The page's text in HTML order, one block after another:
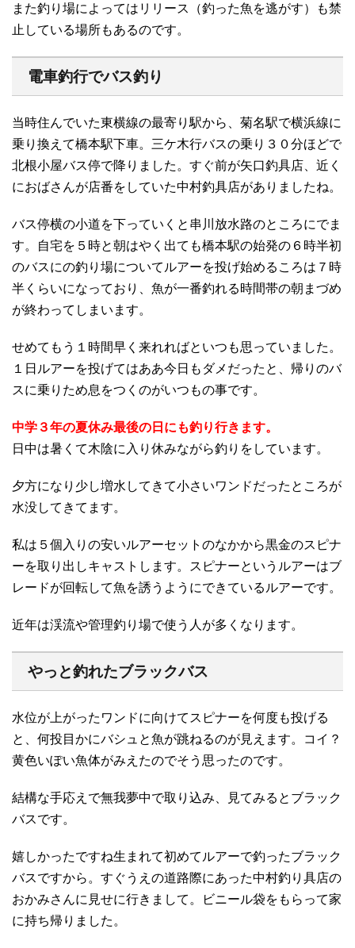
また釣り場によってはリリース（釣った魚を逃がす）も禁
止している場所もあるのです。
電車釣行でバス釣り
当時住んでいた東横線の最寄り駅から、菊名駅で横浜線に
乗り換えて橋本駅下車。三ケ木行バスの乗り３０分ほどで
北根小屋バス停で降りました。すぐ前が矢口釣具店、近く
におばさんが店番をしていた中村釣具店がありましたね。
バス停横の小道を下っていくと串川放水路のところにでま
す。自宅を５時と朝はやく出ても橋本駅の始発の６時半初
のバスにの釣り場についてルアーを投げ始めるころは７時
半くらいになっており、魚が一番釣れる時間帯の朝まづめ
が終わってしまいます。
せめてもう１時間早く来れればといつも思っていました。
１日ルアーを投げてはああ今日もダメだったと、帰りのバ
スに乗りため息をつくのがいつもの事です。
中学３年の夏休み最後の日にも釣り行きます。
日中は暑くて木陰に入り休みながら釣りをしています。
夕方になり少し増水してきて小さいワンドだったところが
水没してきてます。
私は５個入りの安いルアーセットのなかから黒金のスピナ
ーを取り出しキャストします。スピナーというルアーはブ
レードが回転して魚を誘うようにできているルアーです。
近年は渓流や管理釣り場で使う人が多くなります。
やっと釣れたブラックバス
水位が上がったワンドに向けてスピナーを何度も投げる
と、何投目かにバシュと魚が跳ねるのが見えます。コイ？
黄色いぽい魚体がみえたのでそう思ったのです。
結構な手応えで無我夢中で取り込み、見てみるとブラック
バスです。
嬉しかったですね生まれて初めてルアーで釣ったブラック
バスですから。すぐうえの道路際にあった中村釣り具店の
おかみさんに見せに行きまして。ビニール袋をもらって家
に持ち帰りました。